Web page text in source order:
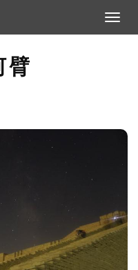
Toggle
PAGE
臂